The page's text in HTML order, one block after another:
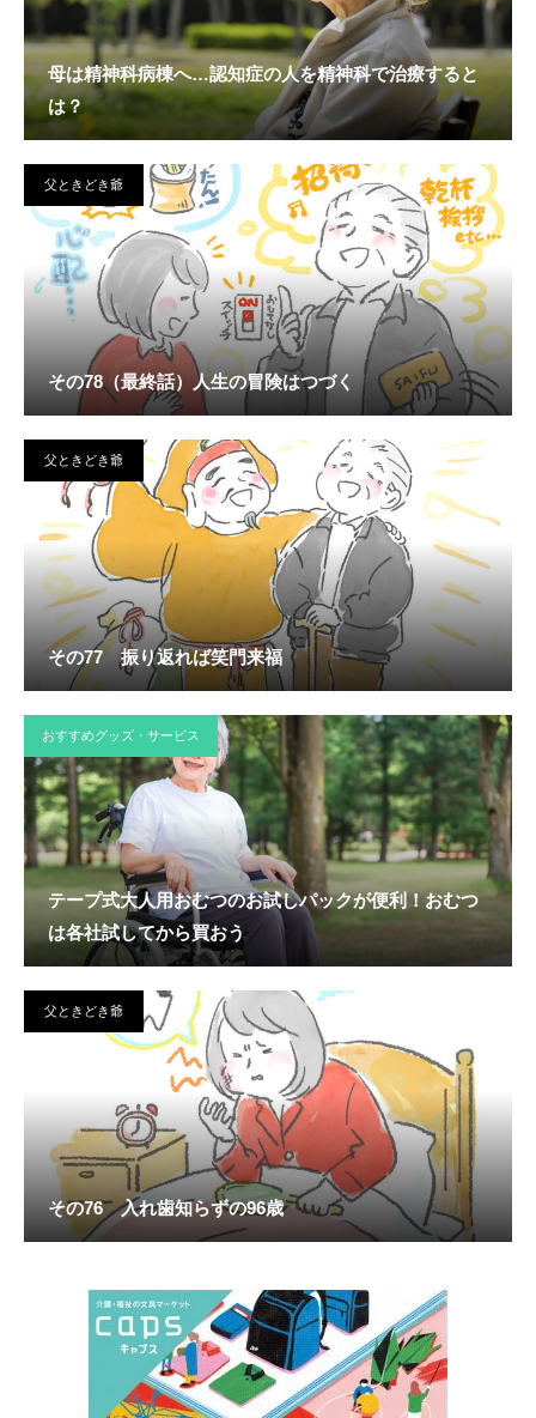
母は精神科病棟へ…認知症の人を精神科で治療すると
は？
父ときどき爺
その78（最終話）人生の冒険はつづく
父ときどき爺
その77 振り返れば笑門来福
おすすめグッズ・サービス
テープ式大人用おむつのお試しパックが便利！おむつ
は各社試してから買おう
父ときどき爺
その76 入れ歯知らずの96歳